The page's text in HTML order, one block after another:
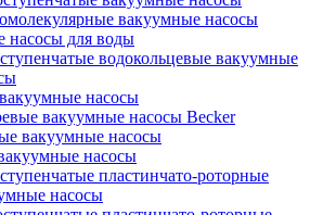
вакуумные насосы
насосы для воды
водокольцевые вакуумные
насосы
вакуумные насосы Becker
вакуумные насосы
насосы
пластинчато-роторные
насосы